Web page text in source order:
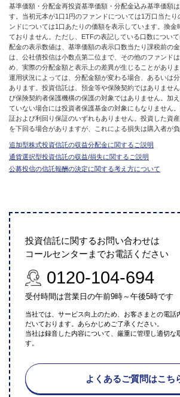
基準価額・分配金再投資基準価額・分配金込み基準価額
す。当初元本が1口1円のファンドについては1万口当た
ンドについては1口あたりの価額を表示しています。換金
ておりません。ただし、ETFの表記している口数につい
配金の表示数値は、基準価額の表示口数当たり課税前の
は、公社債投信は小数点第二位まで、その他のファンド
め、実際の分配金額と表示上の差異が生じることがありま
運用状況によっては、分配金額が変わる場合、あるいは
あります。投資信託は、預金等や保険契約ではありませ
び保険契約者保護機構の保護の対象ではありません。加
ていない場合には投資者保護基金の対象にもなりません
証および利回り保証のいずれもありません。投資した資
を下回る場合がありますが、これによる損失は購入者が
追加型株式投資信託の収益分配金に関するご説明
通貨選択型投資信託の収益/損失に関するご説明
公募投信の信託報酬の決定に関する考え方について
投資信託に関するお問い合わせは
コールセンターまでお電話ください
0120-104-694
受付時間は営業日の午前9時～午後5時です
当社では、サービス向上のため、お客さまとの電話
だいております。あらかじめご了承ください。
当社は録音した内容について、厳重に管理し適切な
す。
よくあるご質問はこち